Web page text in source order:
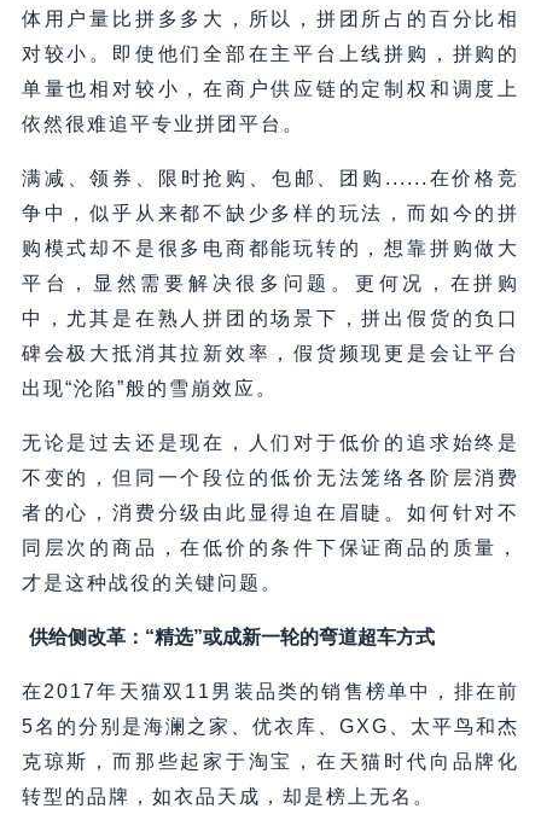
体用户量比拼多多大，所以，拼团所占的百分比相
对较小。即使他们全部在主平台上线拼购，拼购的
单量也相对较小，在商户供应链的定制权和调度上
依然很难追平专业拼团平台。
满减、领券、限时抢购、包邮、团购......在价格竞
争中，似乎从来都不缺少多样的玩法，而如今的拼
购模式却不是很多电商都能玩转的，想靠拼购做大
平台，显然需要解决很多问题。更何况，在拼购
中，尤其是在熟人拼团的场景下，拼出假货的负口
碑会极大抵消其拉新效率，假货频现更是会让平台
出现“沦陷”般的雪崩效应。
无论是过去还是现在，人们对于低价的追求始终是
不变的，但同一个段位的低价无法笼络各阶层消费
者的心，消费分级由此显得迫在眉睫。如何针对不
同层次的商品，在低价的条件下保证商品的质量，
才是这种战役的关键问题。
供给侧改革：“精选”或成新一轮的弯道超车方式
在2017年天猫双11男装品类的销售榜单中，排在前
5名的分别是海澜之家、优衣库、GXG、太平鸟和杰
克琼斯，而那些起家于淘宝，在天猫时代向品牌化
转型的品牌，如衣品天成，却是榜上无名。